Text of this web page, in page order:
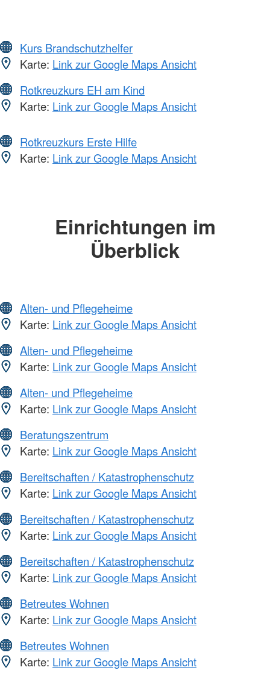
Kurs Brandschutzhelfer
Karte: Link zur Google Maps Ansicht
Rotkreuzkurs EH am Kind
Karte: Link zur Google Maps Ansicht
Rotkreuzkurs Erste Hilfe
Karte: Link zur Google Maps Ansicht
Einrichtungen im
Überblick
Alten- und Pflegeheime
Karte: Link zur Google Maps Ansicht
Alten- und Pflegeheime
Karte: Link zur Google Maps Ansicht
Alten- und Pflegeheime
Karte: Link zur Google Maps Ansicht
Beratungszentrum
Karte: Link zur Google Maps Ansicht
Bereitschaften / Katastrophenschutz
Karte: Link zur Google Maps Ansicht
Bereitschaften / Katastrophenschutz
Karte: Link zur Google Maps Ansicht
Bereitschaften / Katastrophenschutz
Karte: Link zur Google Maps Ansicht
Betreutes Wohnen
Karte: Link zur Google Maps Ansicht
Betreutes Wohnen
Karte: Link zur Google Maps Ansicht